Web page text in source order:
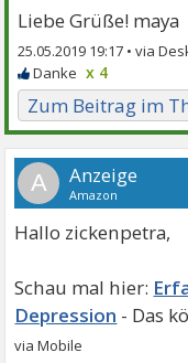
Liebe Grüße! maya
25.05.2019 19:17 •
x 4
Zum Beitrag im
A
Hallo zickenpetra,
Depression